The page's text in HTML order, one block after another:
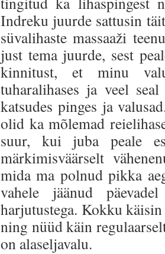
Indreku juurde sattusin
süvalihaste massaaži
just tema juurde, sest
kinnitust, et minu
tuharalihases ja veel
katsudes pinges ja
olid ka mõlemad
suur, kui juba peale
märkimisväärselt
mida ma polnud pikka
vahele jäänud
harjutustega. Kokku
ning nüüd käin
on alaseljavalu.